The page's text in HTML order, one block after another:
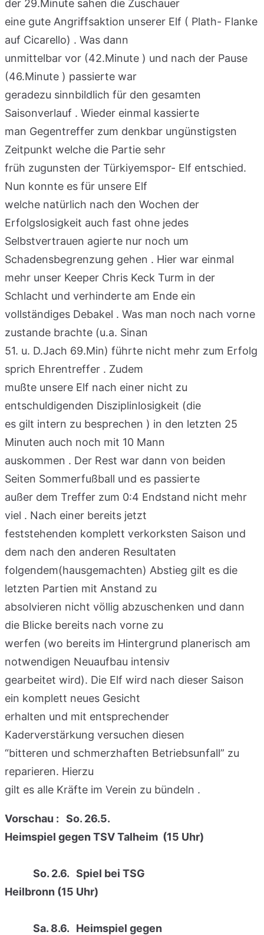
der 29.Minute sahen die Zuschauer
eine gute Angriffsaktion unserer Elf ( Plath- Flanke
auf Cicarello) . Was dann
unmittelbar vor (42.Minute ) und nach der Pause
(46.Minute ) passierte war
geradezu sinnbildlich für den gesamten
Saisonverlauf . Wieder einmal kassierte
man Gegentreffer zum denkbar ungünstigsten
Zeitpunkt welche die Partie sehr
früh zugunsten der Türkiyemspor- Elf entschied.
Nun konnte es für unsere Elf
welche natürlich nach den Wochen der
Erfolgslosigkeit auch fast ohne jedes
Selbstvertrauen agierte nur noch um
Schadensbegrenzung gehen . Hier war einmal
mehr unser Keeper Chris Keck Turm in der
Schlacht und verhinderte am Ende ein
vollständiges Debakel . Was man noch nach vorne
zustande brachte (u.a. Sinan
51. u. D.Jach 69.Min) führte nicht mehr zum Erfolg
sprich Ehrentreffer . Zudem
mußte unsere Elf nach einer nicht zu
entschuldigenden Disziplinlosigkeit (die
es gilt intern zu besprechen ) in den letzten 25
Minuten auch noch mit 10 Mann
auskommen . Der Rest war dann von beiden
Seiten Sommerfußball und es passierte
außer dem Treffer zum 0:4 Endstand nicht mehr
viel . Nach einer bereits jetzt
feststehenden komplett verkorksten Saison und
dem nach den anderen Resultaten
folgendem(hausgemachten) Abstieg gilt es die
letzten Partien mit Anstand zu
absolvieren nicht völlig abzuschenken und dann
die Blicke bereits nach vorne zu
werfen (wo bereits im Hintergrund planerisch am
notwendigen Neuaufbau intensiv
gearbeitet wird). Die Elf wird nach dieser Saison
ein komplett neues Gesicht
erhalten und mit entsprechender
Kaderverstärkung versuchen diesen
“bitteren und schmerzhaften Betriebsunfall” zu
reparieren. Hierzu
gilt es alle Kräfte im Verein zu bündeln .
Vorschau : So. 26.5.
Heimspiel gegen TSV Talheim (15 Uhr)
So. 2.6. Spiel bei TSG
Heilbronn (15 Uhr)
Sa. 8.6. Heimspiel gegen